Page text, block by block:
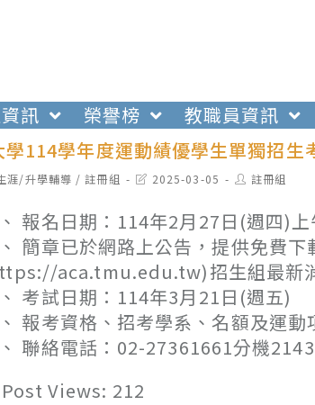
訊 榮譽榜 教職員資訊
114學年度運動績優學生單獨招生
涯/升學輔導 / 註冊組
Post2025-03-05
Post註冊組
報名日期：114年2月27日(週四)
簡章已於網路上公告，提供免費
aca.tmu.edu.tw)招生組最新
考試日期：114年3月21日(週五)
報考資格、招考學系、名額及運
聯絡電話：02-27361661分機2143
Post Views: 212